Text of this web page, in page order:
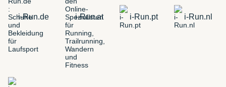
i-Run.de i-Run.at i-Run.pt i-Run.nl